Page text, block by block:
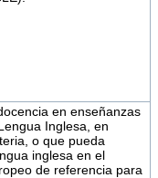
en enseñanzas
Inglesa, en
o que pueda
inglesa en el
de referencia para